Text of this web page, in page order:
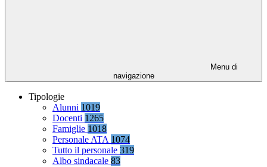
Menu di
navigazione
Tipologie
Alunni 1019
Docenti 1265
Famiglie 1018
Personale ATA 1074
Tutto il personale 319
Albo sindacale 83